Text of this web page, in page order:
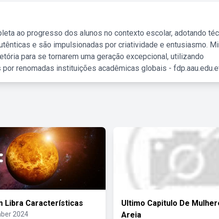
ao progresso dos alunos no contexto escolar, adotando
e são impulsionadas por criatividade e entusiasmo.
para se tornarem uma geração excepcional, utilizando
renomadas instituições acadêmicas globais -
Libra Características
2024
Ultimo Capitulo De
Areia